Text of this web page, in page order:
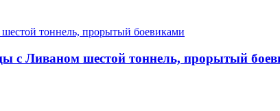
с Ливаном шестой тоннель, прорытый